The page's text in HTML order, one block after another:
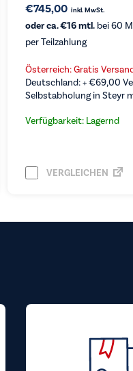
€745,00 inkl. MwSt.
oder ca. €16 mtl.bei 60
per Teilzahlung
Österreich: Gratis
Deutschland: +€69,00
Selbstabholung in Steyr
Verfügbarkeit: Lagernd
VERGLEICHEN